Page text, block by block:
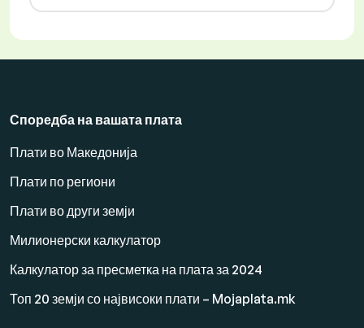
Споредба на вашата плата
Плати во Македонија
Плати по региони
Плати во други земји
Милионерски калкулатор
Калкулатор за пресметка на плата за 2024
Топ 20 земји со највисоки плати – Mojaplata.mk